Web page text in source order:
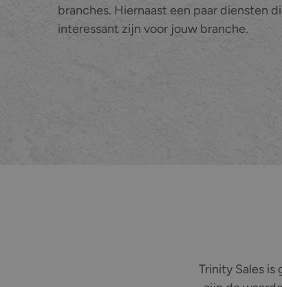
branches. Hiernaast een paar diensten
interessant zijn voor jouw branche.
Trinity Sales